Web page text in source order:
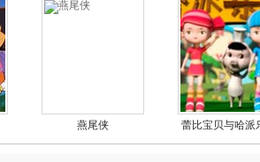
燕尾侠 蕾比宝贝与哈派